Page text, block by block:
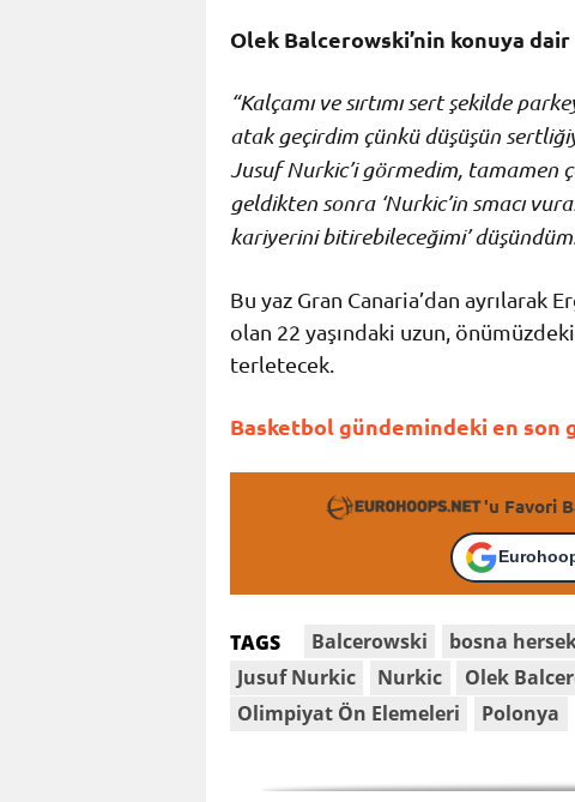
Olek Balcerowski’nin konuya
“Kalçamı ve sırtımı sert şekilde
atak geçirdim çünkü düşüşün
Jusuf Nurkic’i görmedim, tamamen
geldikten sonra ‘Nurkic’in smacı
kariyerini bitirebileceğimi’
Bu yaz Gran Canaria’dan ayrılarak
olan 22 yaşındaki uzun,
terletecek.
Basketbol gündemindeki en son
'u Favori
TAGS Balcerowski bosna
Jusuf Nurkic
Nurkic Olek
Olimpiyat Ön Elemeleri
Polonya